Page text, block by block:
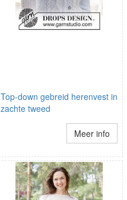
Top-down gebreid herenvest in
zachte tweed
Meer info